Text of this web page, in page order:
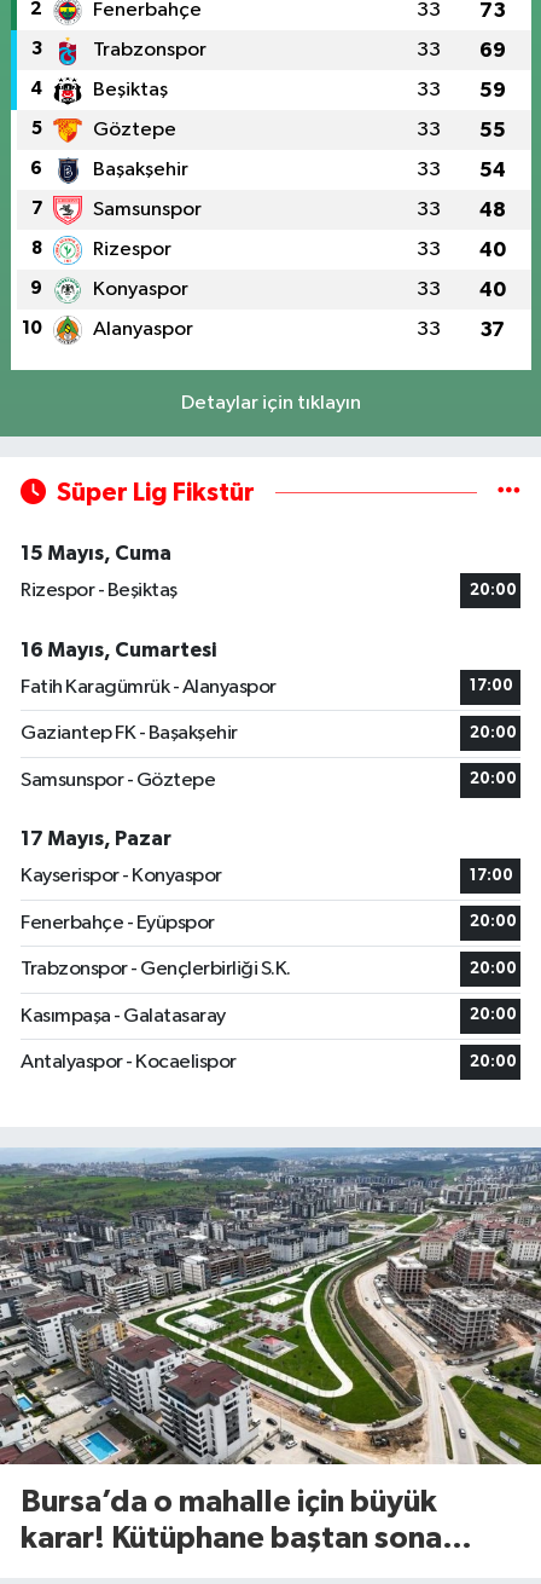
2 Fenerbahçe 33 73
3 Trabzonspor 33 69
4 Beşiktaş 33 59
5 Göztepe 33 55
6 Başakşehir 33 54
7 Samsunspor 33 48
8 Rizespor 33 40
9 Konyaspor 33 40
10 Alanyaspor 33 37
Detaylar için tıklayın
Süper Lig Fikstür
15 Mayıs, Cuma
Rizespor - Beşiktaş
20:00
16 Mayıs, Cumartesi
Fatih Karagümrük - Alanyaspor
17:00
Gaziantep FK - Başakşehir 20:00
Samsunspor - Göztepe 20:00
17 Mayıs, Pazar
Kayserispor - Konyaspor
17:00
Fenerbahçe - Eyüpspor 20:00
Trabzonspor - Gençlerbirliği S.K. 20:00
Kasımpaşa - Galatasaray 20:00
Antalyaspor - Kocaelispor 20:00
Bursa’da o mahalle için büyük
karar! Kütüphane baştan sona